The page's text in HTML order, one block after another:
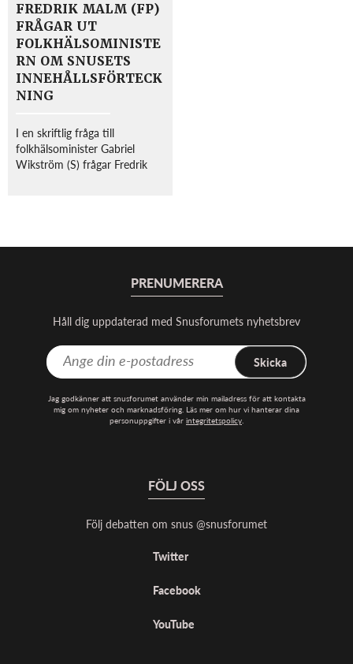
FREDRIK MALM (FP)
FRÅGAR UT
FOLKHÄLSOMINISTE
RN OM SNUSETS
INNEHÅLLSFÖRTECK
NING
I en skriftlig fråga till
folkhälsominister Gabriel
Wikström (S) frågar Fredrik
konsumentupplysning om
PRENUMERERA
Håll dig uppdaterad med Snusforumets nyhetsbrev
Skicka
Jag godkänner att snusforumet använder min mailadress för att kontakta
mig om nyheter och marknadsföring. Läs mer om hur vi hanterar dina
personuppgifter i vår integritetspolicy.
FÖLJ OSS
Följ debatten om snus @snusforumet
Twitter
Facebook
YouTube